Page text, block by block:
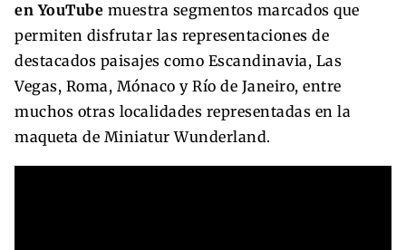
en YouTube muestra segmentos marcados que
permiten disfrutar las representaciones de
destacados paisajes como Escandinavia, Las
Vegas, Roma, Mónaco y Río de Janeiro, entre
muchos otras localidades representadas en la
maqueta de Miniatur Wunderland.